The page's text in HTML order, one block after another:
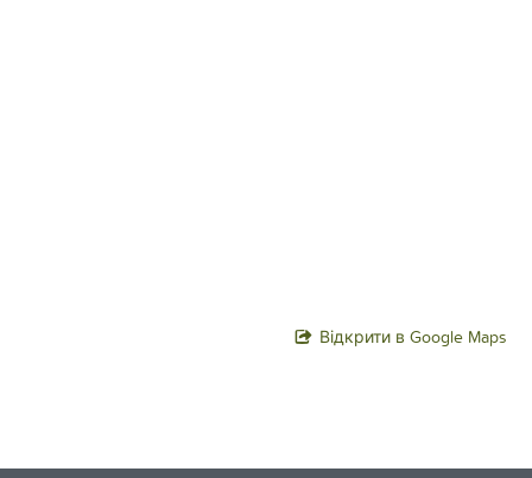
Відкрити в Google Maps